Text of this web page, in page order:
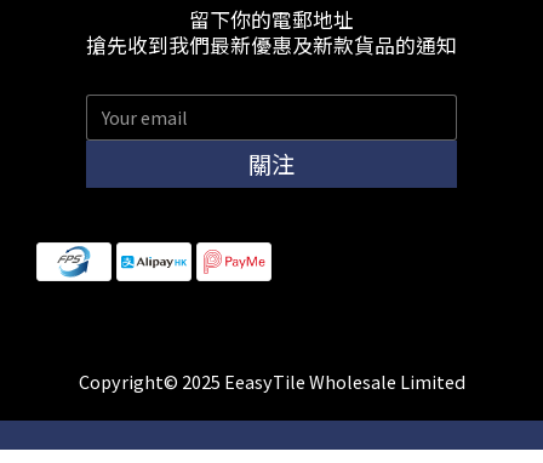
留下你的電郵地址
搶先收到我們最新優惠及新款貨品的通知
關注
Copyright© 2025 EeasyTile Wholesale Limited